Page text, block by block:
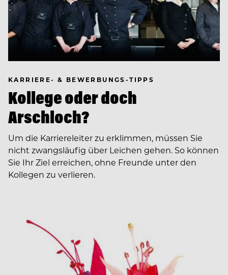
KARRIERE- & BEWERBUNGS-TIPPS
Kollege oder doch
Arschloch?
Um die Karriereleiter zu erklimmen, müssen Sie
nicht zwangsläufig über Leichen gehen. So können
Sie Ihr Ziel erreichen, ohne Freunde unter den
Kollegen zu verlieren.